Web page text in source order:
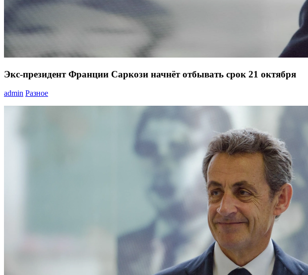
Экс-президент Франции Саркози начнёт отбывать срок 21 октября
admin Разное